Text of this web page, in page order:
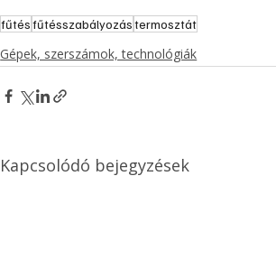
fűtésfűtésszabályozástermosztát
Gépek, szerszámok, technológiák
Kapcsolódó bejegyzések